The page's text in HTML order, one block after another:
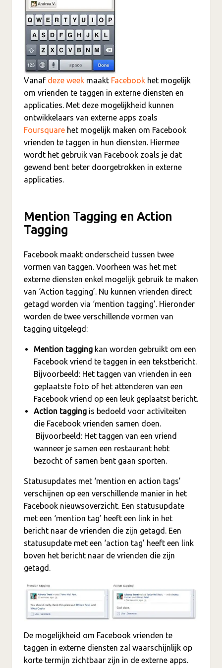
Vanaf deze week maakt Facebook het mogelijk
om vrienden te taggen in externe diensten en
applicaties. Met deze mogelijkheid kunnen
ontwikkelaars van externe apps zoals
Foursquare het mogelijk maken om Facebook
vrienden te taggen in hun diensten. Hiermee
wordt het gebruik van Facebook zoals je dat
gewend bent beter doorgetrokken in externe
applicaties.
Mention Tagging en Action
Tagging
Facebook maakt onderscheid tussen twee
vormen van taggen. Voorheen was het met
externe diensten enkel mogelijk gebruik te maken
van ‘Action tagging’. Nu kunnen vrienden direct
getagd worden via ‘mention tagging’. Hieronder
worden de twee verschillende vormen van
tagging uitgelegd:
Mention tagging kan worden gebruikt om een
Facebook vriend te taggen in een tekstbericht.
Bijvoorbeeld: Het taggen van vrienden in een
geplaatste foto of het attenderen van een
Facebook vriend op een leuk geplaatst bericht.
Action tagging is bedoeld voor activiteiten
die Facebook vrienden samen doen.
Bijvoorbeeld: Het taggen van een vriend
wanneer je samen een restaurant hebt
bezocht of samen bent gaan sporten.
Statusupdates met ‘mention en action tags’
verschijnen op een verschillende manier in het
Facebook nieuwsoverzicht. Een statusupdate
met een ‘mention tag’ heeft een link in het
bericht naar de vrienden die zijn getagd. Een
statusupdate met een ‘action tag’ heeft een link
boven het bericht naar de vrienden die zijn
getagd.
De mogelijkheid om Facebook vrienden te
taggen in externe diensten zal waarschijnlijk op
korte termijn zichtbaar zijn in de externe apps.